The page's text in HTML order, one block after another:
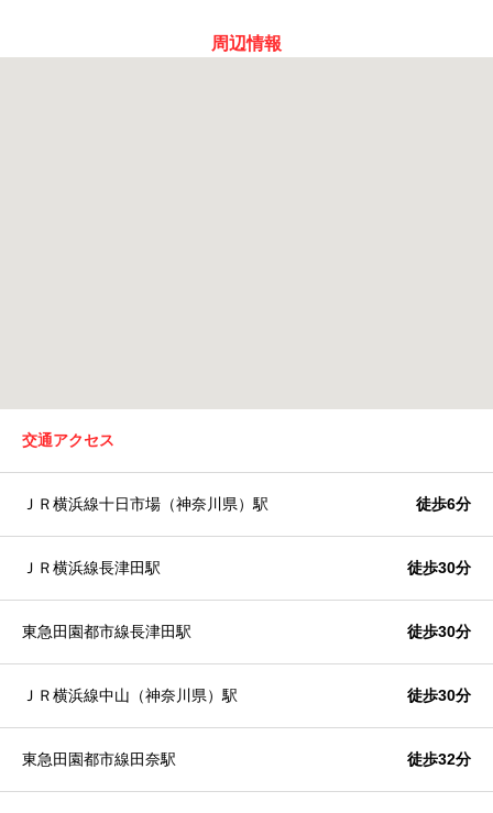
周辺情報
交通アクセス
ＪＲ横浜線十日市場（神奈川県）駅 徒歩6分
ＪＲ横浜線長津田駅 徒歩30分
東急田園都市線長津田駅 徒歩30分
ＪＲ横浜線中山（神奈川県）駅 徒歩30分
東急田園都市線田奈駅 徒歩32分